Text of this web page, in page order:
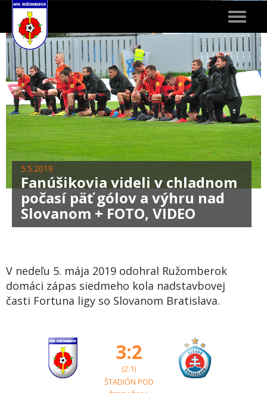
Toggle
5.5.2019
Fanúšikovia videli v chladnom
počasí päť gólov a výhru nad
Slovanom + FOTO, VIDEO
V nedeľu 5. mája 2019 odohral Ružomberok
domáci zápas siedmeho kola nadstavbovej
časti Fortuna ligy so Slovanom Bratislava.
3:2
(2:1)
ŠTADIÓN POD